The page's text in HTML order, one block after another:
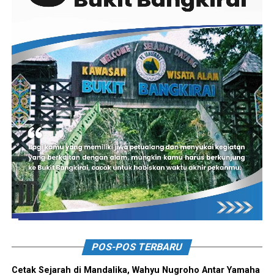
POS-POS TERBARU
Cetak Sejarah di Mandalika, Wahyu Nugroho Antar Yamaha